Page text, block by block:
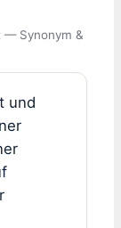
— Synonym &
und